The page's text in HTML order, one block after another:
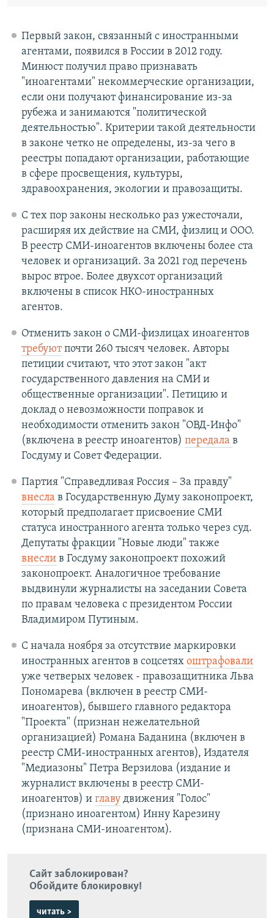
Первый закон, связанный с иностранными
агентами, появился в России в 2012 году.
Минюст получил право признавать
"иноагентами" некоммерческие организации,
если они получают финансирование из-за
рубежа и занимаются "политической
деятельностью". Критерии такой деятельности
в законе четко не определены, из-за чего в
реестры попадают организации, работающие
в сфере просвещения, культуры,
здравоохранения, экологии и правозащиты.
С тех пор законы несколько раз ужесточали,
расширяя их действие на СМИ, физлиц и ООО.
В реестр СМИ-иноагентов включены более ста
человек и организаций. За 2021 год перечень
вырос втрое. Более двухсот организаций
включены в список НКО-иностранных
агентов.
Отменить закон о СМИ-физлицах иноагентов
требуютпочти 260 тысяч человек. Авторы
петиции считают, что этот закон "акт
государственного давления на СМИ и
общественные организации". Петицию и
доклад о невозможности поправок и
необходимости отменить закон "ОВД-Инфо"
(включена в реестр иноагентов) передала в
Госдуму и Совет Федерации.
Партия "Справедливая Россия – За правду"
внесла в Государственную Думу законопроект,
который предполагает присвоение СМИ
статуса иностранного агента только через суд.
Депутаты фракции "Новые люди" также
внеслив Госдуму законопроект похожий
законопроект. Аналогичное требование
выдвинули журналисты на заседании Совета
по правам человека с президентом России
Владимиром Путиным.
С начала ноября за отсутствие маркировки
иностранных агентов в соцсетях оштрафовали
уже четверых человек - правозащитника Льва
Пономарева (включен в реестр СМИ-
иноагентов), бывшего главного редактора
"Проекта" (признан нежелательной
организацией) Романа Баданина (включен в
реестр СМИ-иностранных агентов), Издателя
"Медиазоны" Петра Верзилова (издание и
журналист включены в реестр СМИ-
иноагентов) и главудвижения "Голос"
(признано иноагентом) Инну Карезину
(признана СМИ-иноагентом).
Сайт заблокирован?
Обойдите блокировку!
читать >